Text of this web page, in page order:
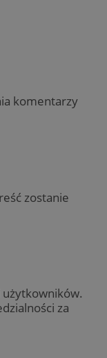
komentarzy
zostanie
za